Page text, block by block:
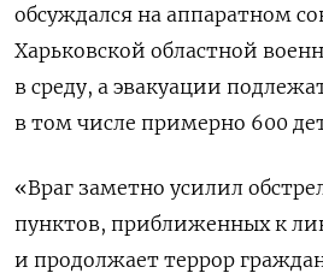
обсуждался на аппаратном
Харьковской областной
в среду, а эвакуации
в том числе примерно 600
«Враг заметно усилил
пунктов, приближенных к
и продолжает террор